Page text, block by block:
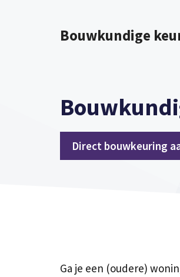
Bouwkundige
Direct bouwkeuring
Ga je een (oudere)